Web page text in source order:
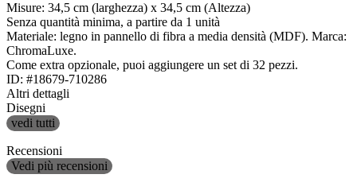
Misure: 34,5 cm (larghezza) x 34,5 cm (Altezza)
Senza quantità minima, a partire da 1 unità
Materiale: legno in pannello di fibra a media densità (MDF). Marca:
ChromaLuxe.
Come extra opzionale, puoi aggiungere un set di 32 pezzi.
ID: #18679-710286
Altri dettagli
Disegni
vedi tutti
Recensioni
Vedi più recensioni